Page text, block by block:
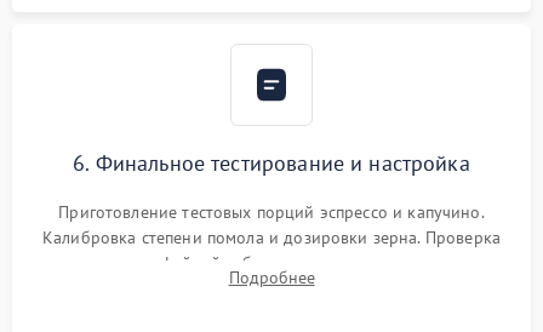
6. Финальное тестирование и настройка
Приготовление тестовых порций эспрессо и капучино.
Калибровка степени помола и дозировки зерна. Проверка
плотности кофейной таблетки, температуры напитка и
качества молочной пены. Контроль отсутствия посторонних
Подробнее